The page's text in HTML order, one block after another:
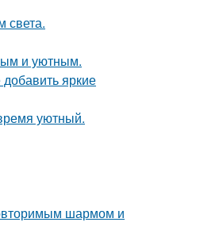
света.
и уютным.
яркие
уютный.
шармом и